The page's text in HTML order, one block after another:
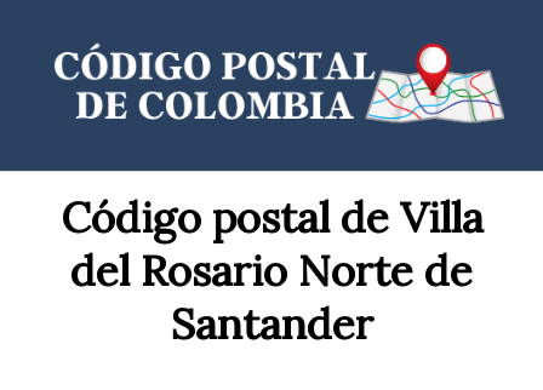
contenido
Código postal de Villa
del Rosario Norte de
Santander